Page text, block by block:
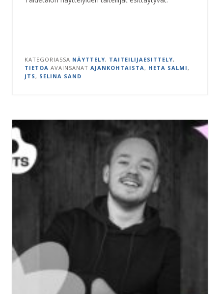
KATEGORIASSA NÄYTTELY, TAITEILIJAESITTELY,
TIETOA AVAINSANAT AJANKOHTAISTA , HETA SALMI ,
JTS , SELINA SAND